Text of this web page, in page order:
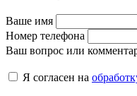
Ваше имя
Номер телефона
Ваш вопрос или
Я согласен на